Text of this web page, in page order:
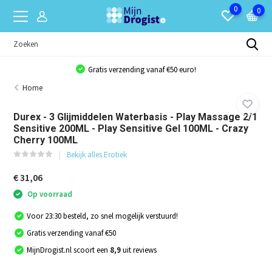
0 0
Gratis verzending vanaf €50 euro!
Home
Durex - 3 Glijmiddelen Waterbasis - Play Massage 2/1
Sensitive 200ML - Play Sensitive Gel 100ML - Crazy
Cherry 100ML
Bekijk alles Erotiek
€ 31,06
Op voorraad
Voor 23:30 besteld, zo snel mogelijk verstuurd!
Gratis verzending vanaf €50
MijnDrogist.nl scoort een 8,9uit reviews